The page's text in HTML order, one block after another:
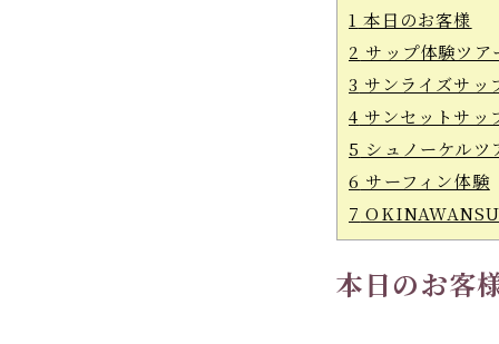
1 本日のお客様
2 サップ体験ツア
3 サンライズサッ
4 サンセットサッ
5 シュノーケルツ
6 サーフィン体験
7
本日のお客